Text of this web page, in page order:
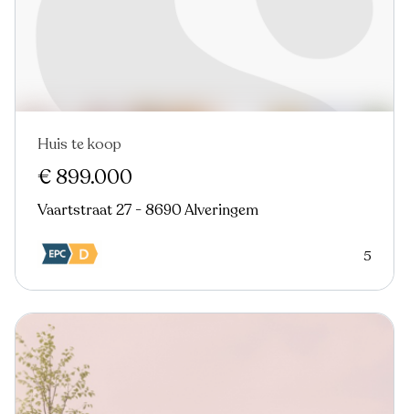
Huis te koop
€ 899.000
Vaartstraat 27 - 8690 Alveringem
5